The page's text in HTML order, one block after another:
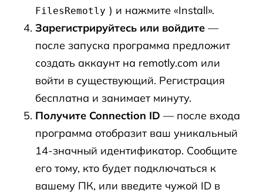
FilesRemotly ) и нажмите «Install».
Зарегистрируйтесь или войдите —
после запуска программа предложит
создать аккаунт на remotly.com или
войти в существующий. Регистрация
бесплатна и занимает минуту.
Получите Connection ID — после входа
программа отобразит ваш уникальный
14-значный идентификатор. Сообщите
его тому, кто будет подключаться к
вашему ПК, или введите чужой ID в